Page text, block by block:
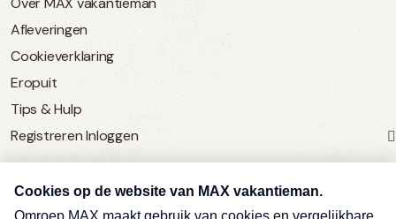
Afleveringen
Cookieverklaring
Eropuit
Tips & Hulp
Registreren Inloggen
SERVICE